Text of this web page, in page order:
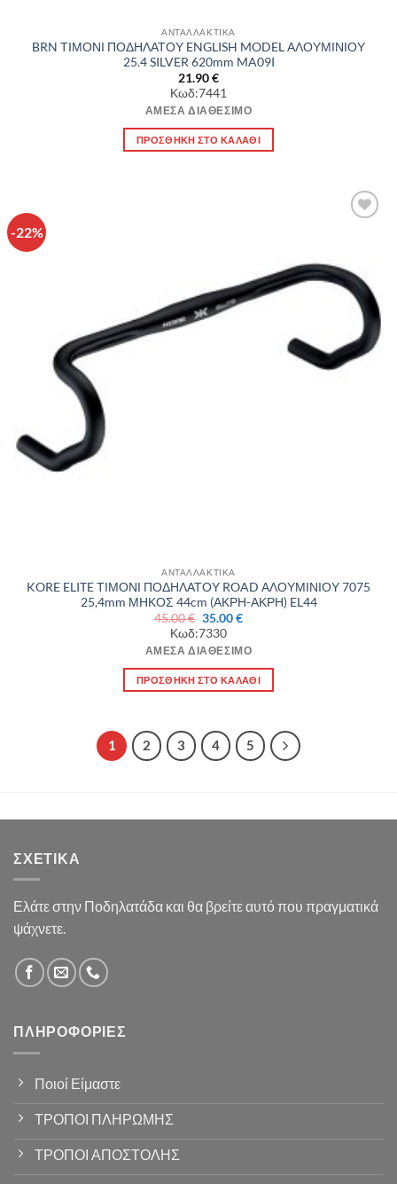
ΑΝΤΑΛΛΑΚΤΙΚΑ
BRN ΤΙΜΟΝΙ ΠΟΔΗΛΑΤΟΥ ENGLISH MODEL ΑΛΟΥΜΙΝΙΟΥ
25.4 SILVER 620mm MA09I
21.90€
Κωδ:7441
ΆΜΕΣΑ ΔΙΑΘΈΣΙΜΟ
ΠΡΟΣΘΉΚΗ ΣΤΟ ΚΑΛΆΘΙ
-22%
ΑΝΤΑΛΛΑΚΤΙΚΑ
KORE ELITE ΤΙΜΟΝΙ ΠΟΔΗΛΑΤΟΥ ROAD ΑΛΟΥΜΙΝΙΟΥ 7075
25,4mm ΜΗΚΟΣ 44cm (ΑΚΡΗ-ΑΚΡΗ) EL44
45.00€ Original
price
was:
45.00 €.
35.00€Η
είναι:
Κωδ:7330
ΆΜΕΣΑ ΔΙΑΘΈΣΙΜΟ
ΠΡΟΣΘΉΚΗ ΣΤΟ ΚΑΛΆΘΙ
1 2 3 4 5
ΣΧΕΤΙΚΆ
Ελάτε στην Ποδηλατάδα και θα βρείτε αυτό που πραγματικά
ψάχνετε.
ΠΛΗΡΟΦΟΡΊΕΣ
Ποιοί Είμαστε
ΤΡΟΠΟΙ ΠΛΗΡΩΜΗΣ
ΤΡΟΠΟΙ ΑΠΟΣΤΟΛΗΣ